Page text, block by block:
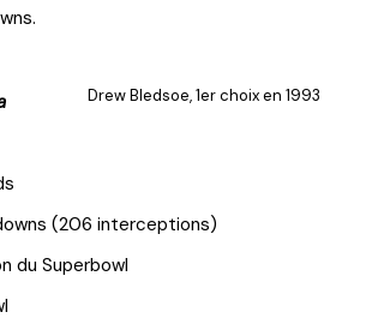
Drew Bledsoe, 1er choix en 1993
(206 interceptions)
du Superbowl